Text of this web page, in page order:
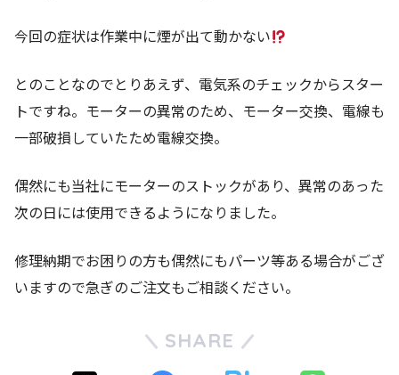
今回の症状は作業中に煙が出て動かない
とのことなのでとりあえず、電気系のチェックからスター
トですね。モーターの異常のため、モーター交換、電線も
一部破損していたため電線交換。
偶然にも当社にモーターのストックがあり、異常のあった
次の日には使用できるようになりました。
修理納期でお困りの方も偶然にもパーツ等ある場合がござ
いますので急ぎのご注文もご相談ください。
SHARE